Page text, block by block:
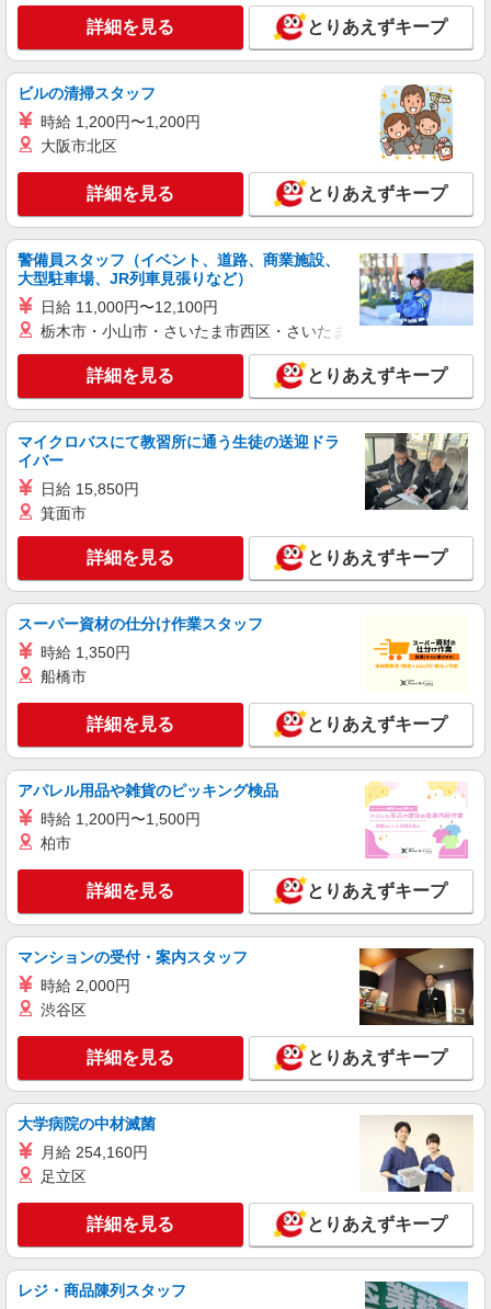
（株）ウィルオブ・ワークCW 大宮支店/ms110101
看護助手
時給1350円 ◆前払い・日払い・週払いOK
キープ 詳細を見る
株式会社kotrio /●SI-H-2076386
＜高時給＞鶴ケ島駅近くの病院で安定した働き
方を★看護助手♪
時給1600円〜2250円 ＜日払い有/週払い有/交
通費全支給(ガソリン代含む)＞
鶴ヶ島市
キープ 詳細を見る
派遣社員
株式会社kotrio /●SI-H-2101941
【職場環境◎】よすぎて全私が泣いた≫看護助
通費全支給(ガソリン代含む)＞
鶴ヶ島市｜若葉駅
キープ
派遣社員
鶴ケ島駅＊看護助手(資格経験不問)募集♪食事
配膳などの補助業務
時給1600円〜2250円 ＜日払い有/週払い有/交
通費全支給(ガソリン代含む)＞
鶴ヶ島市
キープ 詳細を見る
派遣社員
株式会社kotrio /●SI-H-2024370
＜鶴ケ島駅＞元気も、プライベートも諦めない
時給1600円〜2250円 ＜日払い有/週払い有/交
鶴ヶ島市
キープ 詳細を見る
派遣社員
株式会社kotrio /●SI-H-2093712
善は急げ≫≫≫履歴書不要＆面接なし！駅チカ
病院で看護助手急募
時給1600円〜2250円 ＜日払い有/週払い有/交
通費全支給(ガソリン代含む)＞
鶴ヶ島市｜若葉駅
詳細を見る とりあえずキープ
ビルの清掃スタッフ
時給 1,200円〜1,200円
大阪市北区
詳細を見る とりあえずキープ
警備員スタッフ（イベント、道路、商業施設、
大型駐車場、JR列車見張りなど）
日給 11,000円〜12,100円
栃木市・小山市・さいたま市西区・さいたま市岩槻区・久喜市・
詳細を見る とりあえずキープ
マイクロバスにて教習所に通う生徒の送迎ドラ
イバー
日給 15,850円
箕面市
詳細を見る とりあえずキープ
スーパー資材の仕分け作業スタッフ
時給 1,350円
船橋市
詳細を見る とりあえずキープ
アパレル用品や雑貨のピッキング検品
時給 1,200円〜1,500円
柏市
詳細を見る とりあえずキープ
マンションの受付・案内スタッフ
時給 2,000円
渋谷区
詳細を見る とりあえずキープ
大学病院の中材滅菌
月給 254,160円
足立区
詳細を見る とりあえずキープ
レジ・商品陳列スタッフ